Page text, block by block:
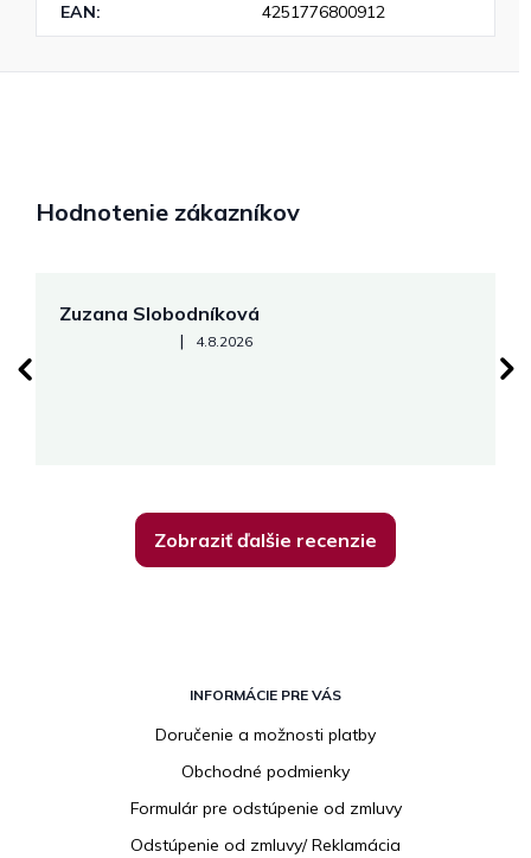
EAN: 4251776800912
Hodnotenie zákazníkov
Zuzana Slobodníková
Hodnotenie obchodu je 5 z 5 hviezdičiek.
| 4.8.2026
Zobraziť ďalšie recenzie
INFORMÁCIE PRE VÁS
Doručenie a možnosti platby
Obchodné podmienky
Formulár pre odstúpenie od zmluvy
Odstúpenie od zmluvy/ Reklamácia